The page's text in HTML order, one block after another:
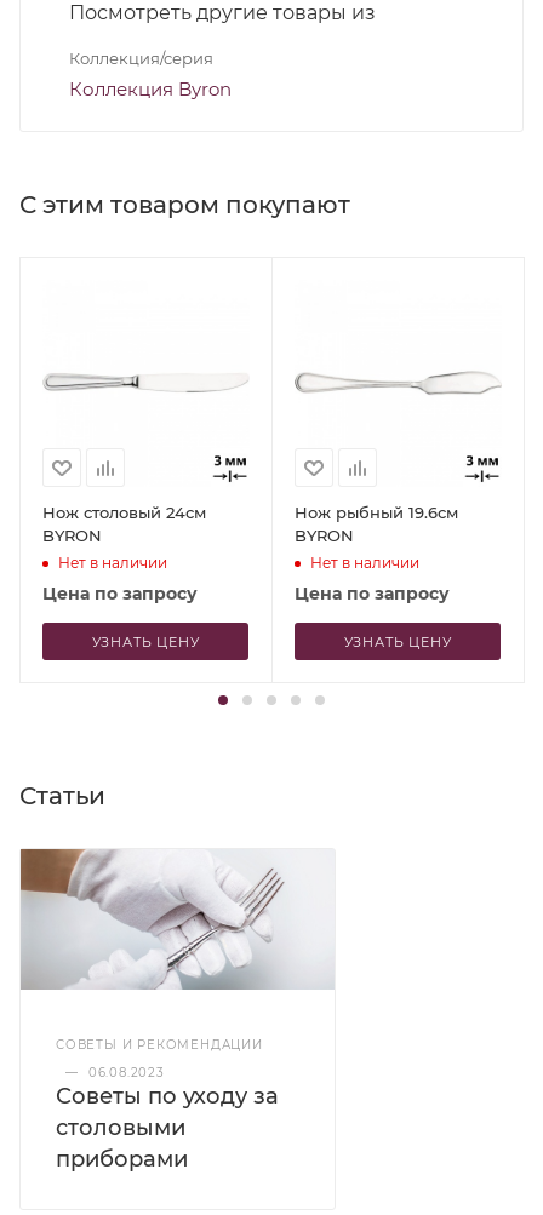
Посмотреть другие товары из
Коллекция/серия
Коллекция Byron
С этим товаром покупают
Нож столовый 24см
BYRON
Нет в наличии
Цена по запросу
УЗНАТЬ ЦЕНУ
Нож рыбный 19.6см
BYRON
Нет в наличии
Цена по запросу
УЗНАТЬ ЦЕНУ
Статьи
СОВЕТЫ И РЕКОМЕНДАЦИИ
—
06.08.2023
Советы по уходу за
столовыми
приборами